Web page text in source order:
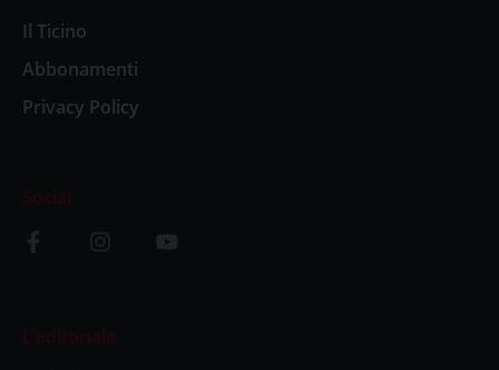
Il Ticino
Abbonamenti
Privacy Policy
Social
L’editoriale